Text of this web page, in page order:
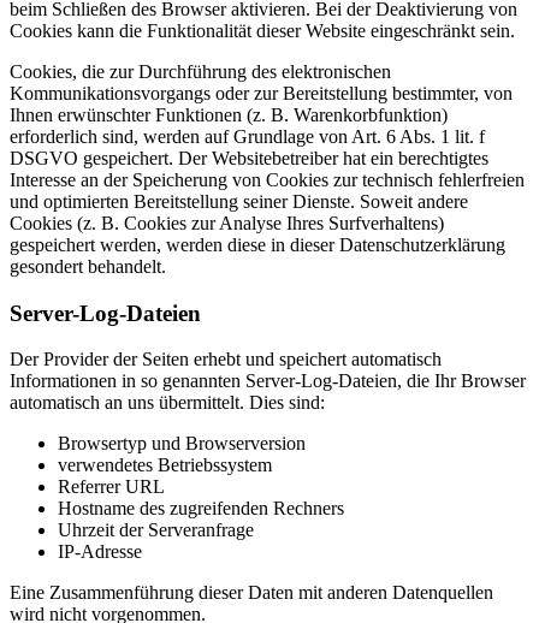
beim Schließen des Browser aktivieren. Bei der Deaktivierung von
Cookies kann die Funktionalität dieser Website eingeschränkt sein.
Cookies, die zur Durchführung des elektronischen
Kommunikationsvorgangs oder zur Bereitstellung bestimmter, von
Ihnen erwünschter Funktionen (z. B. Warenkorbfunktion)
erforderlich sind, werden auf Grundlage von Art. 6 Abs. 1 lit. f
DSGVO gespeichert. Der Websitebetreiber hat ein berechtigtes
Interesse an der Speicherung von Cookies zur technisch fehlerfreien
und optimierten Bereitstellung seiner Dienste. Soweit andere
Cookies (z. B. Cookies zur Analyse Ihres Surfverhaltens)
gespeichert werden, werden diese in dieser Datenschutzerklärung
gesondert behandelt.
Server-Log-Dateien
Der Provider der Seiten erhebt und speichert automatisch
Informationen in so genannten Server-Log-Dateien, die Ihr Browser
automatisch an uns übermittelt. Dies sind:
Browsertyp und Browserversion
verwendetes Betriebssystem
Referrer URL
Hostname des zugreifenden Rechners
Uhrzeit der Serveranfrage
IP-Adresse
Eine Zusammenführung dieser Daten mit anderen Datenquellen
wird nicht vorgenommen.